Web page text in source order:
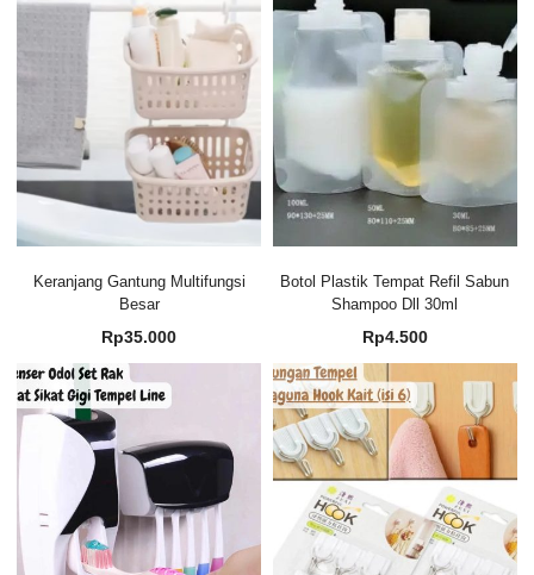
Keranjang Gantung Multifungsi
Besar
Rp35.000
Botol Plastik Tempat Refil Sabun
Shampoo Dll 30ml
Rp4.500